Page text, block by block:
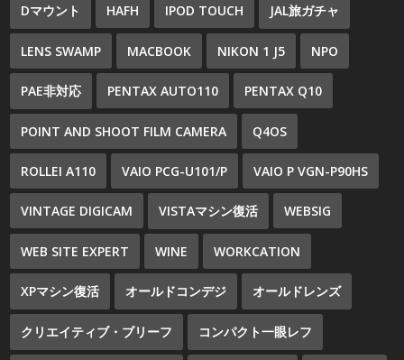
Dマウント HAFH IPOD TOUCH JAL旅ガチャ
LENS SWAMP MACBOOK NIKON 1 J5 NPO
PAE非対応 PENTAX AUTO110 PENTAX Q10
POINT AND SHOOT FILM CAMERA Q4OS
ROLLEI A110 VAIO PCG-U101/P VAIO P VGN-P90HS
VINTAGE DIGICAM VISTAマシン復活 WEBSIG
WEB SITE EXPERT WINE WORKCATION
XPマシン復活 オールドコンデジ オールドレンズ
クリエイティブ・ブリーフ コンパクト一眼レフ